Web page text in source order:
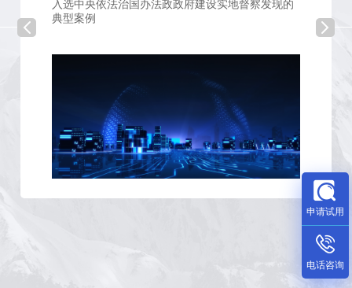
入选中央依法治国办法政政府建设实地督察发现的
典型案例
申请试用
电话咨询